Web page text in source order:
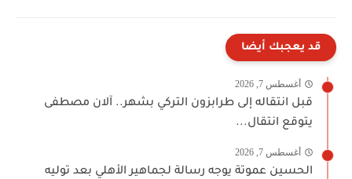
قد يعجبك أيضا
أغسطس 7, 2026
قبل انتقاله إلى طرابزون التركي بشهر.. آلان مصطفى
يتوقع انتقال...
أغسطس 7, 2026
الحسين عموتة يوجه رسالة لجماهير الأهلي بعد توليه